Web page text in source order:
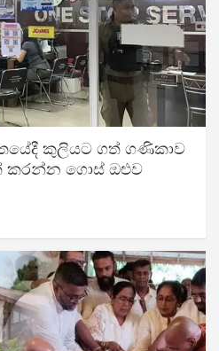
කුලියට ගත් ගණිකාව
කරන්න ගොස් ඔළුව